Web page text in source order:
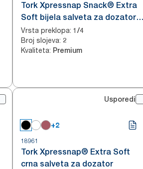
Tork Xpressnap Snack® Extra
Soft bijela salveta za dozator s
uzorkom lista
Vrsta preklopa: 1/4
Broj slojeva: 2
Kvaliteta: Premium
Usporedi
+2
18961
Tork Xpressnap® Extra Soft
crna salveta za dozator